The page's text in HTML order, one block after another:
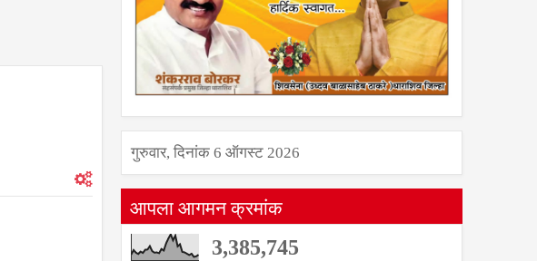
गुरुवार, दिनांक 6 ऑगस्ट 2026
आपला आगमन क्रमांक
3,385,745